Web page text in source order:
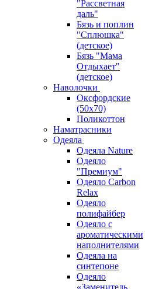
"Рассветная
даль"
Бязь и поплин
"Сплюшка"
(детское)
Бязь "Мама
Отдыхает"
(детское)
Наволочки
Оксфордские
(50х70)
Поликоттон
Наматрасники
Одеяла
Одеяла Nature
Одеяло
"Премиум"
Одеяло Carbon
Relax
Одеяло
полифайбер
Одеяло с
ароматическими
наполнителями
Одеяла на
синтепоне
Одеяло
«Заменитель